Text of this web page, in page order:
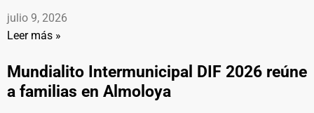
julio 9, 2026
Leer más »
Mundialito Intermunicipal DIF 2026 reúne
a familias en Almoloya